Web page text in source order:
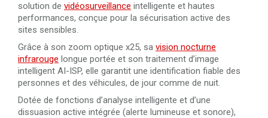
Câble RJ45 Cat.6 UTP 305 mètres LSZH Dahua PFM923I-
6UN-C
solution de vidéosurveillance intelligente et hautes
performances, conçue pour la sécurisation active des
sites sensibles.
Grâce à son zoom optique x25, sa vision nocturne
infrarouge longue portée et son traitement d’image
intelligent AI-ISP, elle garantit une identification fiable des
personnes et des véhicules, de jour comme de nuit.
Dotée de fonctions d’analyse intelligente et d’une
dissuasion active intégrée (alerte lumineuse et sonore),